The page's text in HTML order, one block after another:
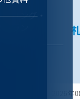
リング・
2026年